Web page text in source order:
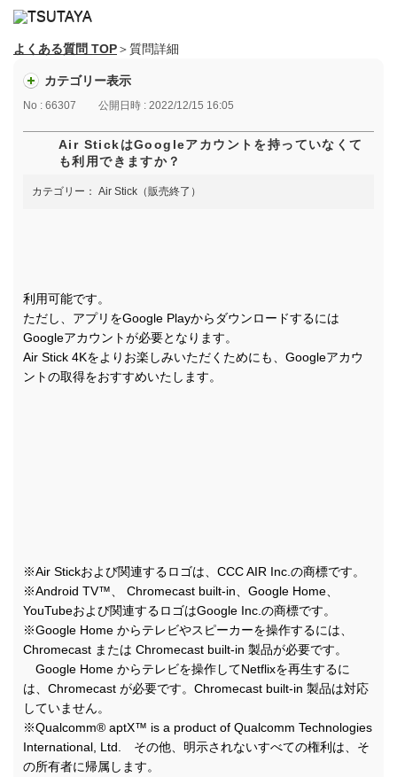
よくある質問 TOP＞質問詳細
カテゴリー表示
No : 66307 公開日時 : 2022/12/15 16:05
Air StickはGoogleアカウントを持っていなくて
も利用できますか？
カテゴリー： Air Stick（販売終了）
利用可能です。
ただし、アプリをGoogle Playからダウンロードするには
Googleアカウントが必要となります。
Air Stick 4Kをよりお楽しみいただくためにも、Googleアカウ
ントの取得をおすすめいたします。
※Air Stickおよび関連するロゴは、CCC AIR Inc.の商標です。
※Android TV™、 Chromecast built-in、Google Home、
YouTubeおよび関連するロゴはGoogle Inc.の商標です。
※Google Home からテレビやスピーカーを操作するには、
Chromecast または Chromecast built-in 製品が必要です。
Google Home からテレビを操作してNetflixを再生するに
は、Chromecast が必要です。Chromecast built-in 製品は対応
していません。
※Qualcomm® aptX™ is a product of Qualcomm Technologies
International, Ltd. その他、明示されないすべての権利は、そ
の所有者に帰属します。